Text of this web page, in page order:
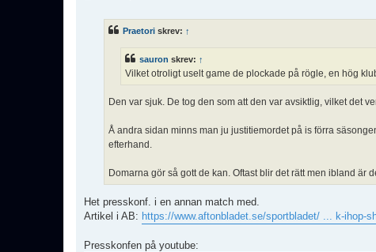
Praetori skrev: ↑
sauron skrev: ↑
Vilket otroligt uselt game de plockade på rögle, en hög
Den var sjuk. De tog den som att den var avsiktlig, vilket det
Å andra sidan minns man ju justitiemordet på is förra
efterhand.
Domarna gör så gott de kan. Oftast blir det rätt men ibland är
Het presskonf. i en annan match med.
Artikel i AB: https://www.aftonbladet.se/sportbladet/ ... k-ihop-
Presskonfen på youtube: